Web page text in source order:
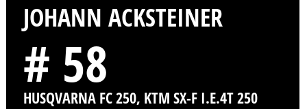
JOHANN ACKSTEINER
# 58
HUSQVARNA FC 250, KTM SX-F I.E.4T 250